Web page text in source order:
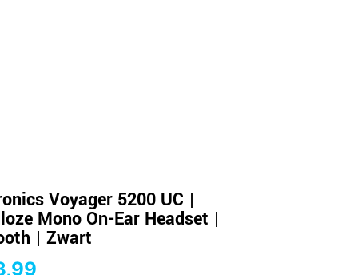
Voyager 5200 UC |
Mono On-Ear Headset |
| Zwart